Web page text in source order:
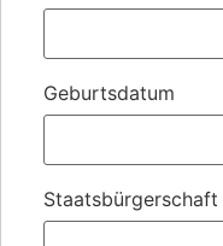
Geburtsdatum
Staatsbürgerschaft